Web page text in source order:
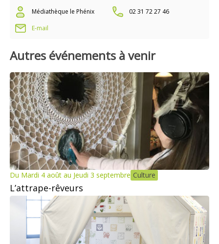
Médiathèque le Phénix
02 31 72 27 46
E-mail
Autres événements à venir
Du Mardi 4 août au Jeudi 3 septembre Culture
L’attrape-rêveurs